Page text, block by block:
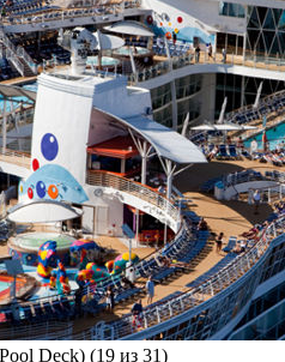
Deck) (19 из 31)